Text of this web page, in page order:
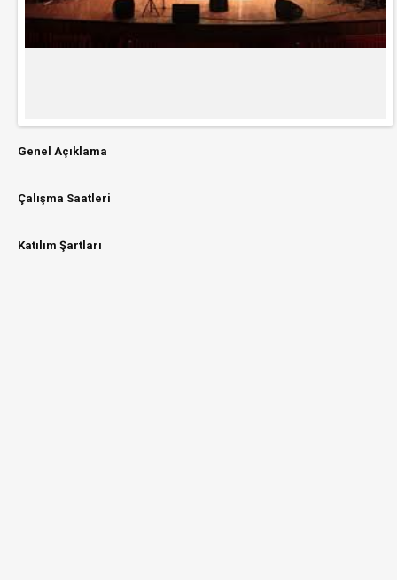
Genel Açıklama
Çalışma Saatleri
Katılım Şartları